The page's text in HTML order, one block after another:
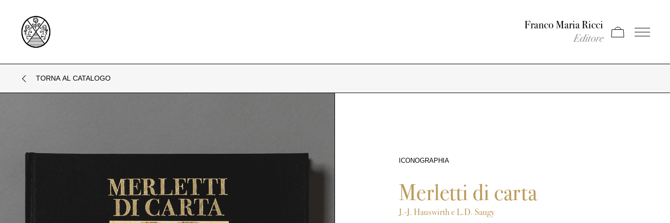
Franco Maria Ricci
Editore Apri carrello
Apri il
TORNA AL CATALOGO
ICONOGRAPHIA
Merletti di carta
J.-J. Hauswirth e L.D. Saugy